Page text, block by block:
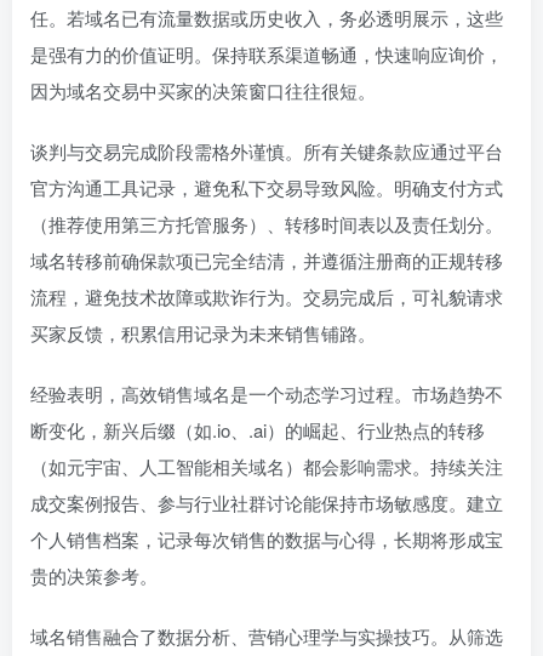
任。若域名已有流量数据或历史收入，务必透明展示，这些
是强有力的价值证明。保持联系渠道畅通，快速响应询价，
因为域名交易中买家的决策窗口往往很短。
谈判与交易完成阶段需格外谨慎。所有关键条款应通过平台
官方沟通工具记录，避免私下交易导致风险。明确支付方式
（推荐使用第三方托管服务）、转移时间表以及责任划分。
域名转移前确保款项已完全结清，并遵循注册商的正规转移
流程，避免技术故障或欺诈行为。交易完成后，可礼貌请求
买家反馈，积累信用记录为未来销售铺路。
经验表明，高效销售域名是一个动态学习过程。市场趋势不
断变化，新兴后缀（如.io、.ai）的崛起、行业热点的转移
（如元宇宙、人工智能相关域名）都会影响需求。持续关注
成交案例报告、参与行业社群讨论能保持市场敏感度。建立
个人销售档案，记录每次销售的数据与心得，长期将形成宝
贵的决策参考。
域名销售融合了数据分析、营销心理学与实操技巧。从筛选